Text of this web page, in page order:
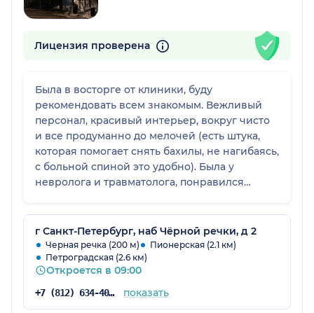
Лицензия проверена
Была в восторге от клиники, буду
рекомендовать всем знакомым. Вежливый
персонал, красивый интерьер, вокруг чисто
и все продуманно до мелочей (есть штука,
которая помогает снять бахилы, не нагибаясь,
с больной спиной это удобно). Была у
невролога и травматолога, понравился
состояния.
г Санкт-Петербург, наб Чёрной речки, д 2
Черная речка (200 м)
Пионерская (2.1 км)
Петроградская (2.6 км)
Откроется в 09:00
+7 (812) 634-40-46 показать